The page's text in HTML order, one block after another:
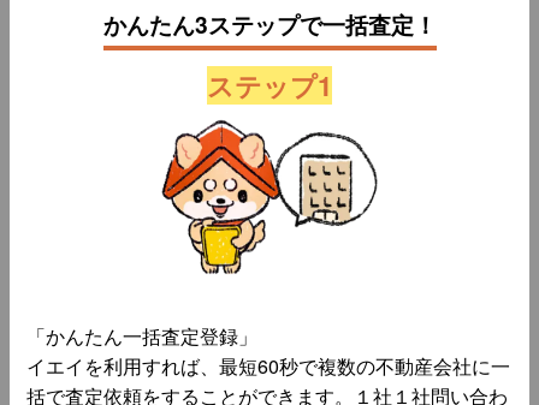
かんたん3ステップで一括査定！
ステップ1
「かんたん一括査定登録」
イエイを利用すれば、最短60秒で複数の不動産会社に一
括で査定依頼をすることができます。１社１社問い合わ